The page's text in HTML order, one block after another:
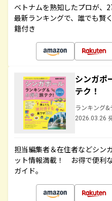
ベトナムを熟知したプロが、
最新ランキングで、誰でも
籍付き
シンガ
テク！
ランキング&
2026.03.26
担当編集者＆在住者などシン
ット情報満載！ お得で便利
ガイド。